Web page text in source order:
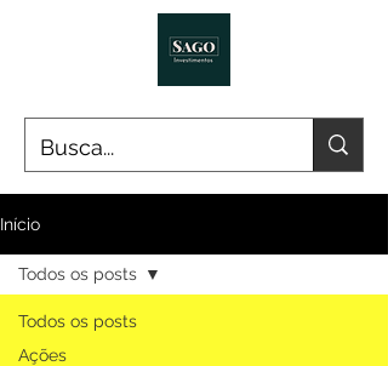
Início
Todos os posts
Ações
Todos os posts